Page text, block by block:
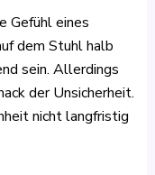
Gefühl eines
dem Stuhl halb
sein. Allerdings
der Unsicherheit.
nicht langfristig